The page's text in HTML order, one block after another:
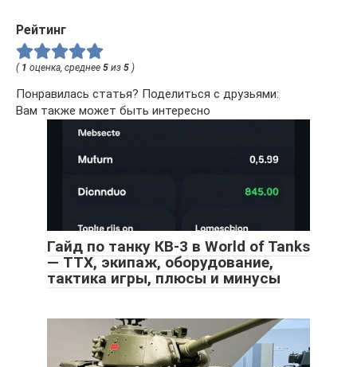
Рейтинг
( 1 оценка, среднее 5 из 5 )
Понравилась статья? Поделиться с друзьями:
Вам также может быть интересно
Гайд по танку КВ-3 в World of Tanks
— ТТХ, экипаж, оборудование,
тактика игры, плюсы и минусы